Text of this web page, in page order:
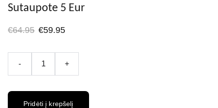
Sutaupote 5 Eur
€64.95 €59.95
- +
Pridėti į krepšelį